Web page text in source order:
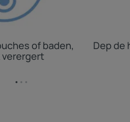
of baden,
verergert
Dep de
Ga
GaGa